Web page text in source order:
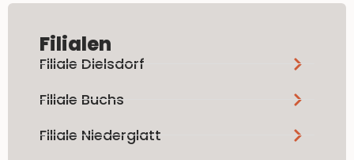
Filialen
Filiale Dielsdorf
Filiale Buchs
Filiale Niederglatt